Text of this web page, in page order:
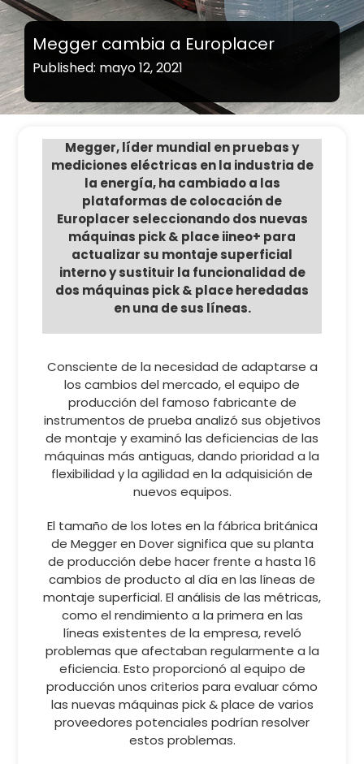
Megger cambia a Europlacer
Published: mayo 12, 2021
Megger, líder mundial en pruebas y
mediciones eléctricas en la industria de
la energía, ha cambiado a las
plataformas de colocación de
Europlacer seleccionando dos nuevas
máquinas pick & place iineo+ para
actualizar su montaje superficial
interno y sustituir la funcionalidad de
dos máquinas pick & place heredadas
en una de sus líneas.
Consciente de la necesidad de adaptarse a
los cambios del mercado, el equipo de
producción del famoso fabricante de
instrumentos de prueba analizó sus objetivos
de montaje y examinó las deficiencias de las
máquinas más antiguas, dando prioridad a la
flexibilidad y la agilidad en la adquisición de
nuevos equipos.
El tamaño de los lotes en la fábrica británica
de Megger en Dover significa que su planta
de producción debe hacer frente a hasta 16
cambios de producto al día en las líneas de
montaje superficial. El análisis de las métricas,
como el rendimiento a la primera en las
líneas existentes de la empresa, reveló
problemas que afectaban regularmente a la
eficiencia. Esto proporcionó al equipo de
producción unos criterios para evaluar cómo
las nuevas máquinas pick & place de varios
proveedores potenciales podrían resolver
estos problemas.